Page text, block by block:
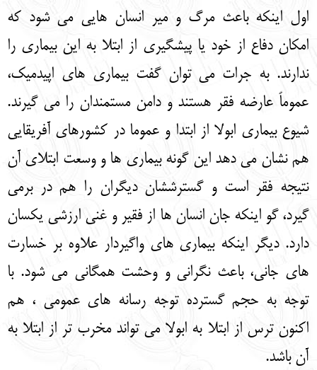
اول اینکه باعث مرگ و میر انسان هایی می شود که
امکان دفاع از خود یا پیشگیری از ابتلا به این بیماری را
ندارند. به جرات می توان گفت بیماری های اپیدمیک،
عموماً عارضه فقر هستند و دامن مستمندان را می گیرند.
شیوع بیماری ابولا از ابتدا و عموما در کشورهای آفریقایی
هم نشان می دهد این گونه بیماری ها و وسعت ابتلای آن
نتیجه فقر است و گسترششان دیگران را هم در برمی
گیرد، گو اینکه جان انسان ها از فقیر و غنی ارزشی یکسان
دارد. دیگر اینکه بیماری های واگیردار علاوه بر خسارت
های جانی، باعث نگرانی و وحشت همگانی می شود. با
توجه به حجم گسترده توجه رسانه های عمومی ، هم
اکنون ترس از ابتلا به ابولا می تواند مخرب تر از ابتلا به
آن باشد.